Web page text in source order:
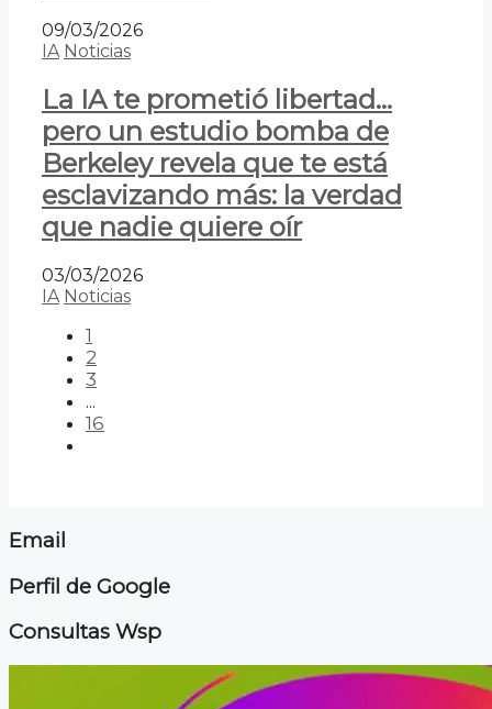
09/03/2026
IA Noticias
La IA te prometió libertad…
pero un estudio bomba de
Berkeley revela que te está
esclavizando más: la verdad
que nadie quiere oír
03/03/2026
IA Noticias
1
2
3
...
16
Email
Perfil de Google
Consultas Wsp